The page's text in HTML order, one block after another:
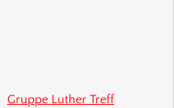
Gruppe Luther Treff